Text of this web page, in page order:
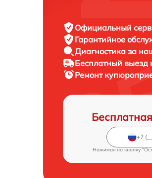
Официальный
Гарантийное
Диагностика за
Бесплатный выезд
Ремонт
Нажимая на кнопку